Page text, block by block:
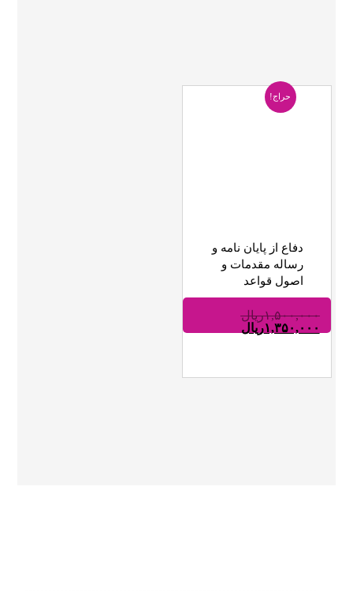
حراج!
دفاع از پایان نامه و
رساله مقدمات و
اصول قواعد
۱,۵۰۰,۰۰۰ریال
۱,۳۵۰,۰۰۰ریال